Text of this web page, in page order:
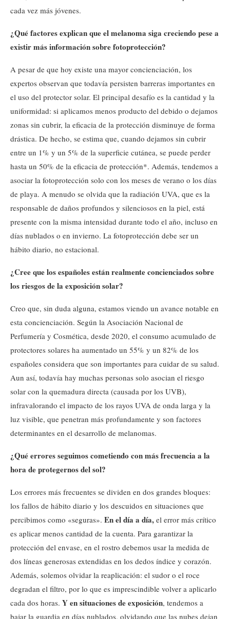
cada vez más jóvenes.
¿Qué factores explican que el melanoma siga creciendo pese a
existir más información sobre fotoprotección?
A pesar de que hoy existe una mayor concienciación, los
expertos observan que todavía persisten barreras importantes en
el uso del protector solar. El principal desafío es la cantidad y la
uniformidad: si aplicamos menos producto del debido o dejamos
zonas sin cubrir, la eficacia de la protección disminuye de forma
drástica. De hecho, se estima que, cuando dejamos sin cubrir
entre un 1% y un 5% de la superficie cutánea, se puede perder
hasta un 50% de la eficacia de protección*. Además, tendemos a
asociar la fotoprotección solo con los meses de verano o los días
de playa. A menudo se olvida que la radiación UVA, que es la
responsable de daños profundos y silenciosos en la piel, está
presente con la misma intensidad durante todo el año, incluso en
días nublados o en invierno. La fotoprotección debe ser un
hábito diario, no estacional.
¿Cree que los españoles están realmente concienciados sobre
los riesgos de la exposición solar?
Creo que, sin duda alguna, estamos viendo un avance notable en
esta concienciación. Según la Asociación Nacional de
Perfumería y Cosmética, desde 2020, el consumo acumulado de
protectores solares ha aumentado un 55% y un 82% de los
españoles considera que son importantes para cuidar de su salud.
Aun así, todavía hay muchas personas solo asocian el riesgo
solar con la quemadura directa (causada por los UVB),
infravalorando el impacto de los rayos UVA de onda larga y la
luz visible, que penetran más profundamente y son factores
determinantes en el desarrollo de melanomas.
¿Qué errores seguimos cometiendo con más frecuencia a la
hora de protegernos del sol?
Los errores más frecuentes se dividen en dos grandes bloques:
los fallos de hábito diario y los descuidos en situaciones que
percibimos como «seguras». En el día a día, el error más crítico
es aplicar menos cantidad de la cuenta. Para garantizar la
protección del envase, en el rostro debemos usar la medida de
dos líneas generosas extendidas en los dedos índice y corazón.
Además, solemos olvidar la reaplicación: el sudor o el roce
degradan el filtro, por lo que es imprescindible volver a aplicarlo
cada dos horas. Y en situaciones de exposición, tendemos a
bajar la guardia en días nublados, olvidando que las nubes dejan